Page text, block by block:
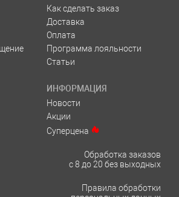
Как сделать заказ
Доставка
Оплата
Программа лояльности
Статьи
ИНФОРМАЦИЯ
Новости
Акции
Суперцена
Обработка заказов
с 8 до 20 без выходных
Правила обработки